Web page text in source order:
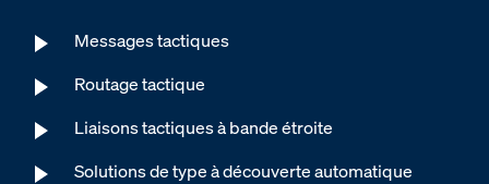
Messages tactiques
Routage tactique
Liaisons tactiques à bande étroite
Solutions de type à découverte automatique